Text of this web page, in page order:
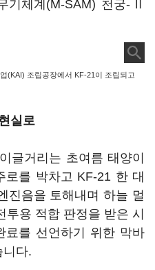
기체계(M-SAM) 천궁-Ⅱ
(KAI) 조립공장에서 KF-21이 조립되고
실로
글거리는 초여름 태양이
로를 박차고 KF-21 한 대
진음을 토해내며 하늘 멀
용 적합 판정을 받은 시
료를 선언하기 위한 막바
니다.